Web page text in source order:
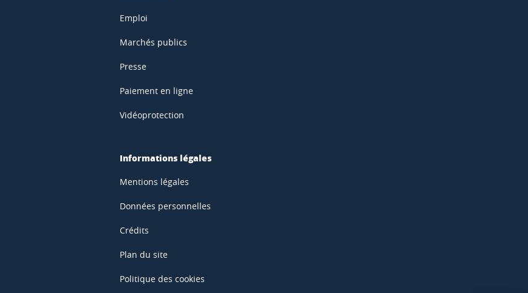
Emploi
Marchés publics
Presse
Paiement en ligne
Vidéoprotection
Informations légales
Mentions légales
Données personnelles
Crédits
Plan du site
Politique des cookies